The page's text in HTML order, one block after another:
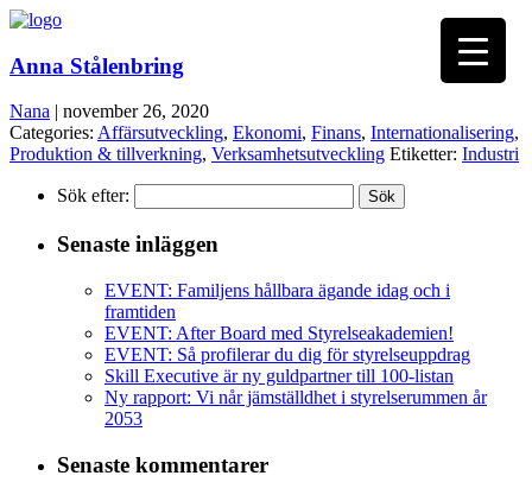
Anna Stålenbring
Nana | november 26, 2020
Categories: Affärsutveckling, Ekonomi, Finans, Internationalisering,
Produktion & tillverkning, Verksamhetsutveckling Etiketter: Industri
Sök efter:
Senaste inläggen
EVENT: Familjens hållbara ägande idag och i
framtiden
EVENT: After Board med Styrelseakademien!
EVENT: Så profilerar du dig för styrelseuppdrag
Skill Executive är ny guldpartner till 100-listan
Ny rapport: Vi når jämställdhet i styrelserummen år
2053
Senaste kommentarer